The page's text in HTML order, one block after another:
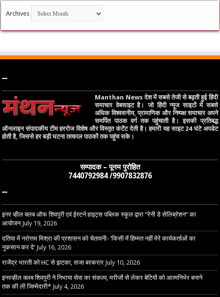
Archives
–
Manthan News देश में सबसे तेजी से बढ़ती हुई हिंदी
समाचार वेबसाइट है। जो हिंदी न्यूज साइटों में सबसे
अधिक विश्वसनीय, प्रामाणिक और निष्पक्ष समाचार अपने
समर्पित पाठक वर्ग तक पहुंचाती है। इसकी प्रतिबद्ध
ऑनलाइन संपादकीय टीम हररोज विशेष और विस्तृत कंटेंट देती है। हमारी यह साइट 24 घंटे अपडेट
होती है, जिससे हर बड़ी घटना तत्काल पाठकों तक पहुंच सके।
सम्पादक – पूनम पुरोहित
7440792984 /9907832876
–
इनर व्हील क्लब ऑफ शिवपुरी एवं ईस्टर्न हाइट्स पब्लिक स्कूल द्वारा “रेनी डे सेलिब्रेशन” का
आयोजन July 19, 2026
दतिया में नरोत्तम मिश्रा की प्रशासन को चेतावनी- ‘किसी में हिम्मत नहीं मेरे कार्यकर्ताओं का
नुकसान कर दे’ July 16, 2026
राजेंद्र भारती को HC से झटका, सजा बरकरार July 10, 2026
इनरव्हील क्लब शिवपुरी ने निभाया सेवा का संकल्प, मरीजों से लेकर बेटियों को आत्मनिर्भर बनाने
तक की ली जिम्मेदारी* July 4, 2026